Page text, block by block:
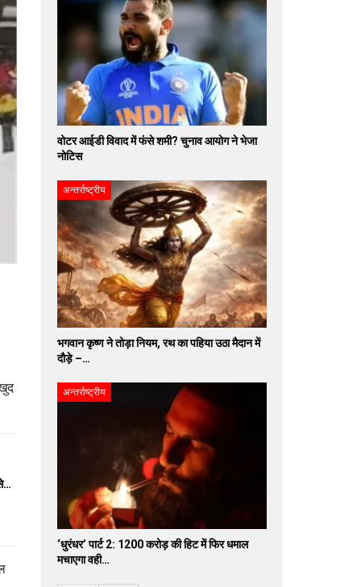
वोटर आईडी विवाद में फंसे शमी? चुनाव आयोग ने भेजा
नोटिस
अन्तर्राष्ट्रीय
भगवान कृष्ण ने तोड़ा नियम, रथ का पहिया उठा मैदान में
दौड़े –…
अन्तर्राष्ट्रीय
‘धुरंधर’ पार्ट 2: 1200 करोड़ की हिट में फिर धमाल
मचाएगा वही…